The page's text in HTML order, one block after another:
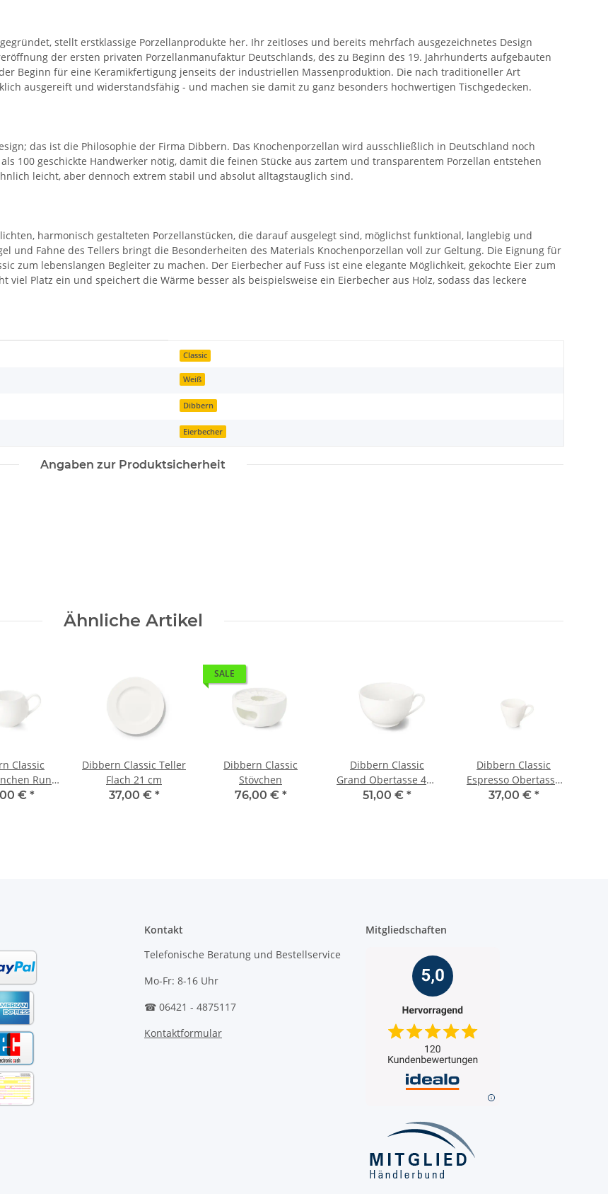
stellt erstklassige Porzellanprodukte her. Ihr zeitloses und bereits mehrfach ausgezeichnetes Design
der ersten privaten Porzellanmanufaktur Deutschlands, des zu Beginn des 19. Jahrhunderts aufgebauten
Beginn für eine Keramikfertigung jenseits der industriellen Massenproduktion. Die nach traditioneller Art
ausgereift und widerstandsfähig - und machen sie damit zu ganz besonders hochwertigen Tischgedecken.
das ist die Philosophie der Firma Dibbern. Das Knochenporzellan wird ausschließlich in Deutschland noch
100 geschickte Handwerker nötig, damit die feinen Stücke aus zartem und transparentem Porzellan entstehen
leicht, aber dennoch extrem stabil und absolut alltagstauglich sind.
harmonisch gestalteten Porzellanstücken, die darauf ausgelegt sind, möglichst funktional, langlebig und
und Fahne des Tellers bringt die Besonderheiten des Materials Knochenporzellan voll zur Geltung. Die Eignung für
zum lebenslangen Begleiter zu machen. Der Eierbecher auf Fuss ist eine elegante Möglichkeit, gekochte Eier zum
Platz ein und speichert die Wärme besser als beispielsweise ein Eierbecher aus Holz, sodass das leckere
Classic
Weiß
Dibbern
Eierbecher
Angaben zur Produktsicherheit
Ähnliche Artikel
Classic
Rund
ml€ *
Dibbern Classic Teller
Flach 21 cm
37,00 € *
SALE
Dibbern Classic
Stövchen
76,00 € *
Dibbern Classic
Grand Obertasse 400
ml
51,00 € *
Dibbern Classic
Espresso Obertasse
Classico 110 ml
37,00 € *
Kontakt
Telefonische Beratung und Bestellservice
Mo-Fr: 8-16 Uhr
☎ 06421 - 4875117
Kontaktformular
Mitgliedschaften